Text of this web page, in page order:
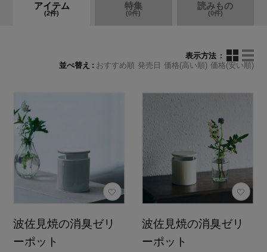
アイテム
(2件)
特集
(0件)
読みもの
(0件)
表示方法
並べ替え
おすすめ順 発売日 価格(高い順) 価格(安い順)
波佐見焼の消臭ゼリ
ーポット
波佐見焼の消臭ゼリ
ーポット